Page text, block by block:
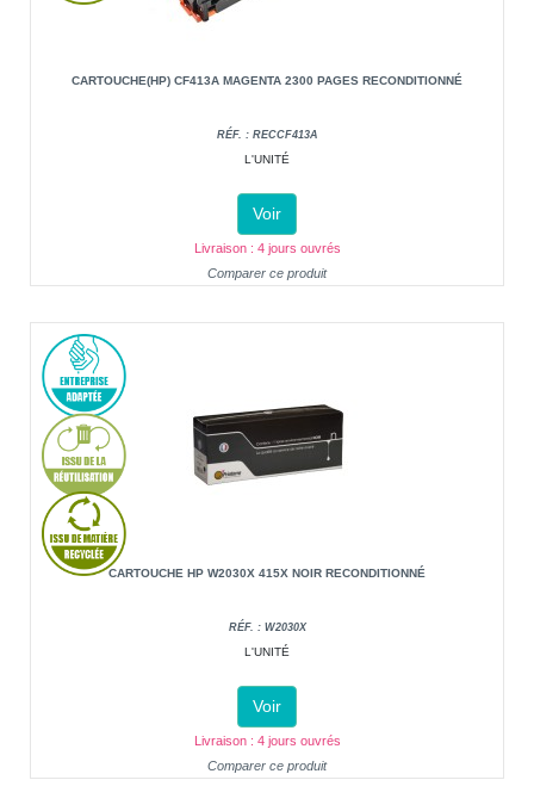
CARTOUCHE(HP) CF413A MAGENTA 2300 PAGES RECONDITIONNÉ
RÉF. : RECCF413A
L'UNITÉ
Voir
Livraison : 4 jours ouvrés
Comparer ce produit
CARTOUCHE HP W2030X 415X NOIR RECONDITIONNÉ
RÉF. : W2030X
L'UNITÉ
Voir
Livraison : 4 jours ouvrés
Comparer ce produit